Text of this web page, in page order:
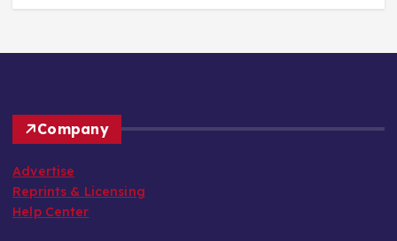
Company
Advertise
Reprints & Licensing
Help Center